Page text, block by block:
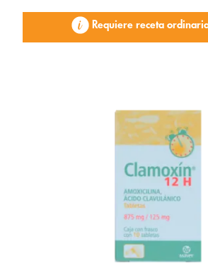
Requiere receta